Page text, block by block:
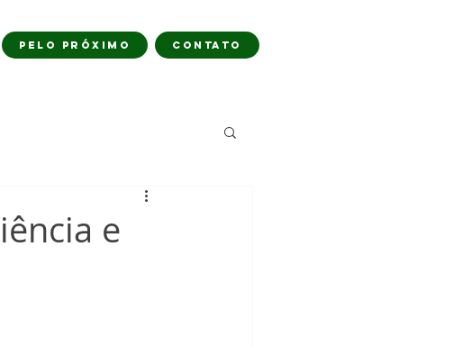
PELO PRÓXIMO CONTATO
e